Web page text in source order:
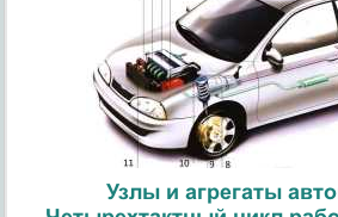
Узлы и агрегаты